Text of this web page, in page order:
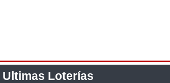
Ultimas Loterías